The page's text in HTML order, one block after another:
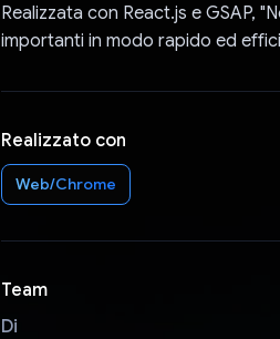
Realizzata con React.js e GSAP,
importanti in modo rapido ed
Realizzato con
Web/Chrome
Team
Di